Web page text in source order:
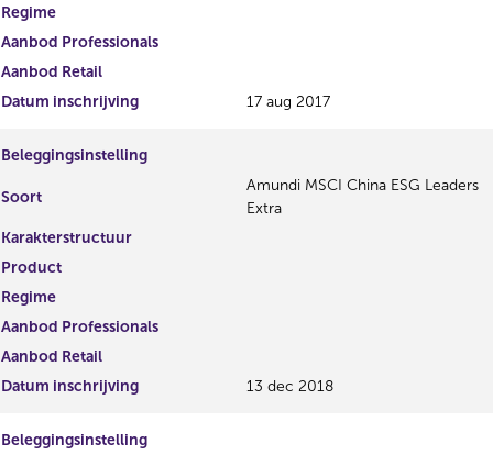
Regime
Aanbod Professionals
Aanbod Retail
Datum inschrijving
17 aug 2017
Beleggingsinstelling
Soort
Amundi MSCI China ESG Leaders
Extra
Karakterstructuur
Product
Regime
Aanbod Professionals
Aanbod Retail
Datum inschrijving
13 dec 2018
Beleggingsinstelling